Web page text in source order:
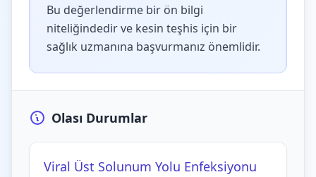
Bu değerlendirme bir ön bilgi
niteliğindedir ve kesin teşhis için bir
sağlık uzmanına başvurmanız önemlidir.
Olası Durumlar
Viral Üst Solunum Yolu Enfeksiyonu